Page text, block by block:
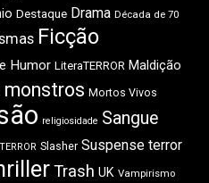
Destaque Drama Década de 70
Ficção
Humor LiteraTERROR Maldição
monstros Mortos Vivos
religiosidade Sangue
Slasher Suspense terror
Trash UK Vampirismo